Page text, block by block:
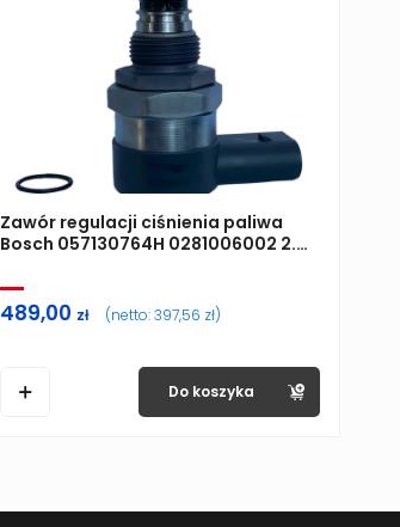
Zawór regulacji ciśnienia paliwa
Bosch 057130764H 0281006002 2.0
489,00 zł (netto:397,56 zł)
Do koszyka